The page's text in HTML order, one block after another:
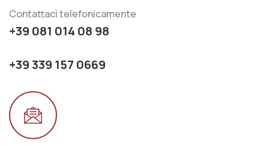
Contattaci telefonicamente
+39 081 014 08 98
+39 339 157 0669